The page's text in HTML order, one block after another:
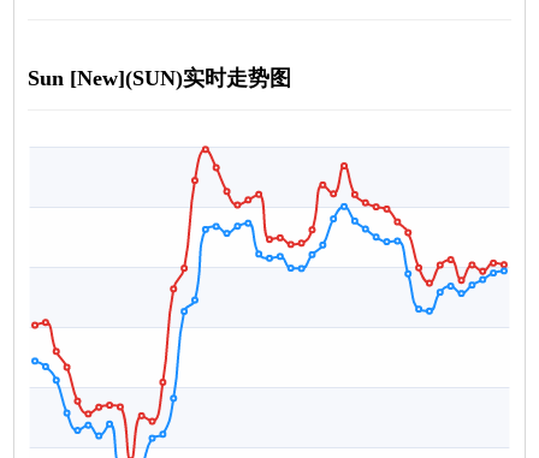
Sun [New](SUN)实时走势图